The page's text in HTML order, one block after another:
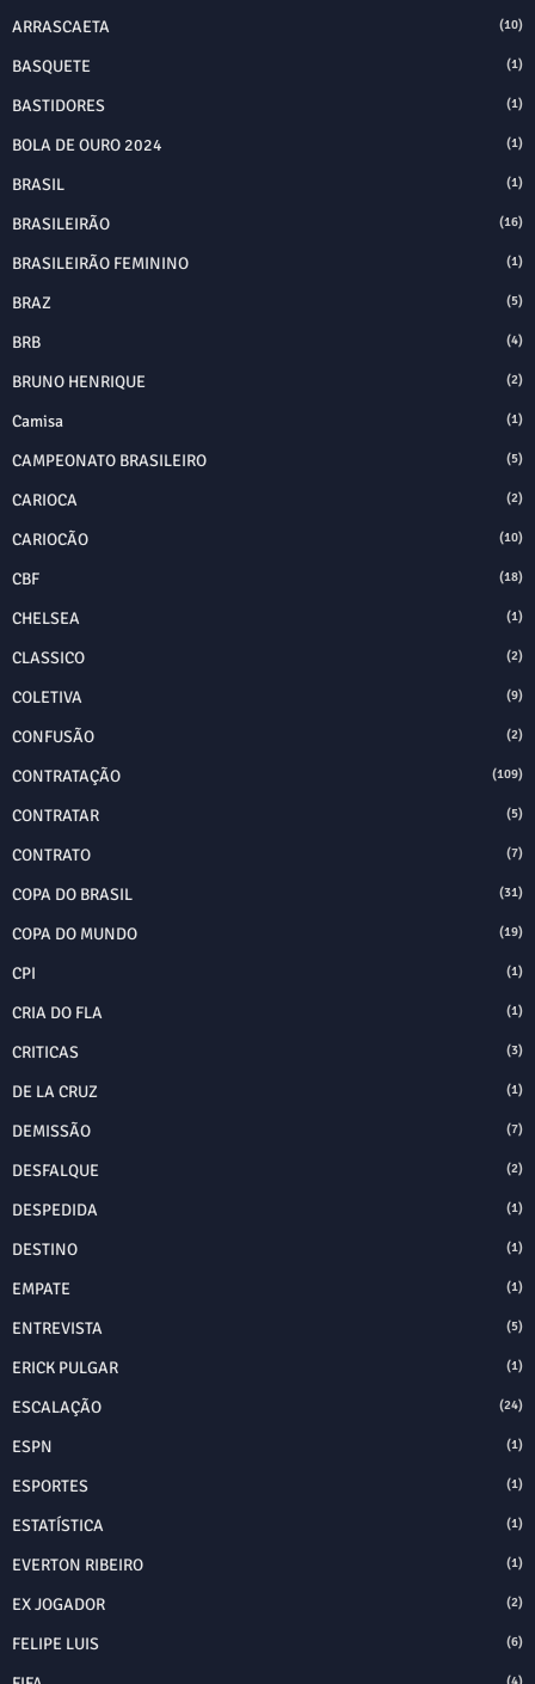
ARRASCAETA (10)
BASQUETE (1)
BASTIDORES (1)
BOLA DE OURO 2024 (1)
BRASIL (1)
BRASILEIRÃO (16)
BRASILEIRÃO FEMININO (1)
BRAZ (5)
BRB (4)
BRUNO HENRIQUE (2)
Camisa (1)
CAMPEONATO BRASILEIRO (5)
CARIOCA (2)
CARIOCÃO (10)
CBF (18)
CHELSEA (1)
CLASSICO (2)
COLETIVA (9)
CONFUSÃO (2)
CONTRATAÇÃO (109)
CONTRATAR (5)
CONTRATO (7)
COPA DO BRASIL (31)
COPA DO MUNDO (19)
CPI (1)
CRIA DO FLA (1)
CRITICAS (3)
DE LA CRUZ (1)
DEMISSÃO (7)
DESFALQUE (2)
DESPEDIDA (1)
DESTINO (1)
EMPATE (1)
ENTREVISTA (5)
ERICK PULGAR (1)
ESCALAÇÃO (24)
ESPN (1)
ESPORTES (1)
ESTATÍSTICA (1)
EVERTON RIBEIRO (1)
EX JOGADOR (2)
FELIPE LUIS (6)
(4)